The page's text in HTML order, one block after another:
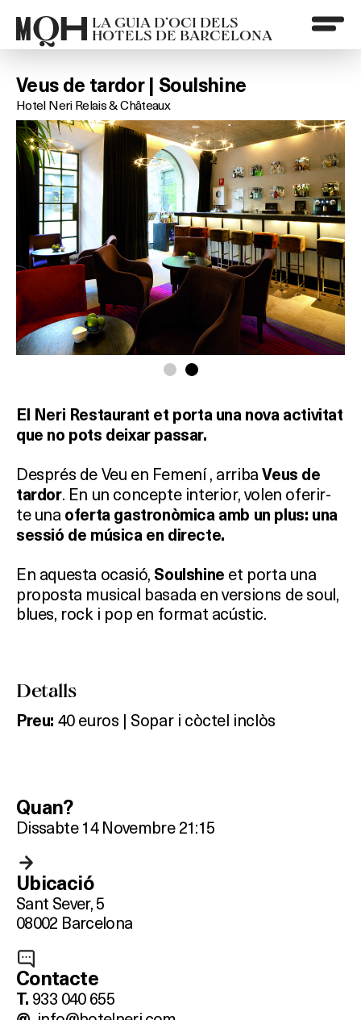
LA GUIA D’OCI DELS
HOTELS DE BARCELONA
Veus de tardor | Soulshine
Hotel Neri Relais & Châteaux
El Neri Restaurant et porta una nova activitat
que no pots deixar passar.
Després de Veu en Femení , arribaVeus de
tardor. En un concepte interior, volen oferir-
te una oferta gastronòmica amb un plus: una
sessió de música en directe.
En aquesta ocasió, Soulshine et porta una
proposta musical basada en versions de soul,
blues, rock i pop en format acústic.
Detalls
Preu: 40 euros | Sopar i còctel inclòs
Quan?
Dissabte 14 Novembre 21:15
Ubicació
Sant Sever, 5
08002 Barcelona
Contacte
T. 933 040 655